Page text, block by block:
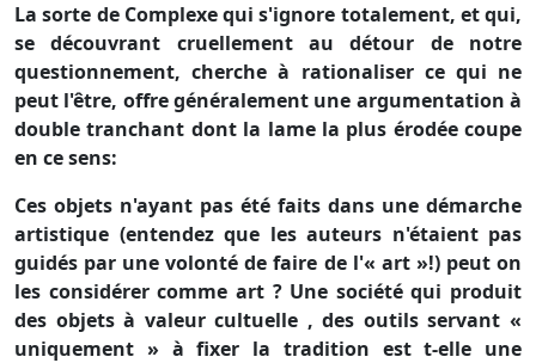
La sorte de Complexe qui s'ignore totalement, et qui,
se découvrant cruellement au détour de notre
questionnement, cherche à rationaliser ce qui ne
peut l'être, offre généralement une argumentation à
double tranchant dont la lame la plus érodée coupe
en ce sens:
Ces objets n'ayant pas été faits dans une démarche
artistique (entendez que les auteurs n'étaient pas
guidés par une volonté de faire de l'« art »!) peut on
les considérer comme art ? Une société qui produit
des objets à valeur cultuelle , des outils servant «
uniquement » à fixer la tradition est t-elle une